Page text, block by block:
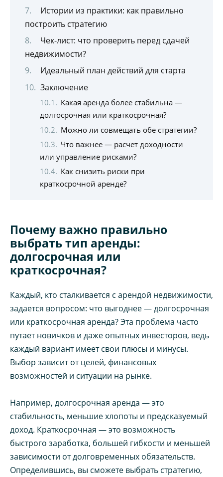
Истории из практики: как правильно
построить стратегию
Чек-лист: что проверить перед сдачей
недвижимости?
Идеальный план действий для старта
Заключение
Какая аренда более стабильна —
долгосрочная или краткосрочная?
Можно ли совмещать обе стратегии?
Что важнее — расчет доходности
или управление рисками?
Как снизить риски при
краткосрочной аренде?
Почему важно правильно
выбрать тип аренды:
долгосрочная или
краткосрочная?
Каждый, кто сталкивается с арендой недвижимости,
задается вопросом: что выгоднее — долгосрочная
или краткосрочная аренда? Эта проблема часто
путает новичков и даже опытных инвесторов, ведь
каждый вариант имеет свои плюсы и минусы.
Выбор зависит от целей, финансовых
возможностей и ситуации на рынке.
Например, долгосрочная аренда — это
стабильность, меньшие хлопоты и предсказуемый
доход. Краткосрочная — это возможность
быстрого заработка, большей гибкости и меньшей
зависимости от долговременных обязательств.
Определившись, вы сможете выбрать стратегию,